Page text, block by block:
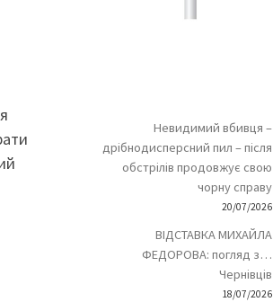
Невидимий вбивця –
дрібнодисперсний пил – після
обстрілів продовжує свою
чорну справу
20/07/2026
ВІДСТАВКА МИХАЙЛА
ФЕДОРОВА: погляд з…
Чернівців
18/07/2026